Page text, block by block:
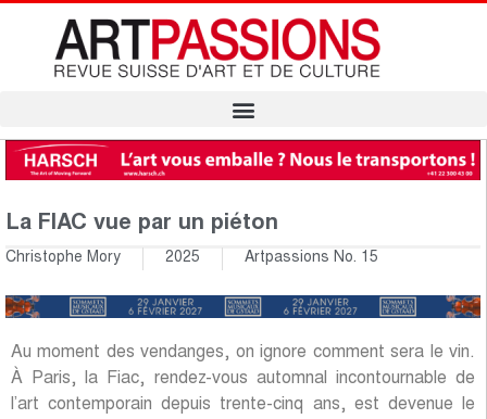
La FIAC vue par un piéton
Christophe Mory 2025 Artpassions No. 15
Au moment des vendanges, on ignore comment sera le vin.
À Paris, la Fiac, rendez-vous automnal incontournable de
l’art contemporain depuis trente-cinq ans, est devenue le